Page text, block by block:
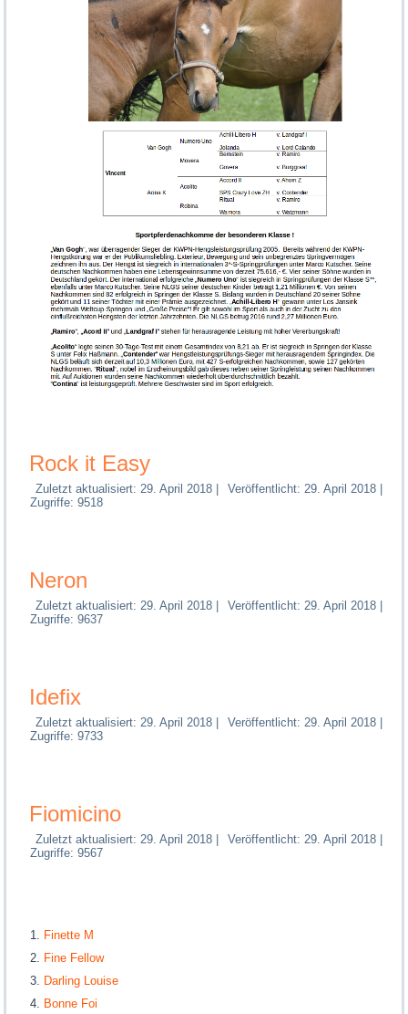
Rock it Easy
Zuletzt aktualisiert: 29. April 2018 Veröffentlicht: 29. April 2018
Zugriffe: 9518
Neron
Zuletzt aktualisiert: 29. April 2018 Veröffentlicht: 29. April 2018
Zugriffe: 9637
Idefix
Zuletzt aktualisiert: 29. April 2018 Veröffentlicht: 29. April 2018
Zugriffe: 9733
Fiomicino
Zuletzt aktualisiert: 29. April 2018 Veröffentlicht: 29. April 2018
Zugriffe: 9567
Finette M
Fine Fellow
Darling Louise
Bonne Foi